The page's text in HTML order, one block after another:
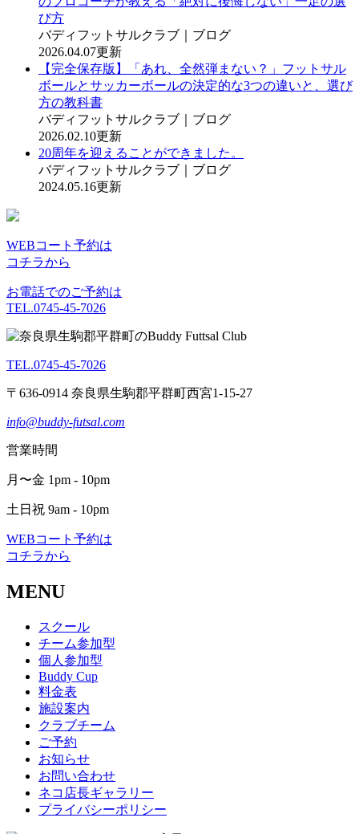
び方
バディフットサルクラブ｜ブログ
2026.04.07更新
【完全保存版】「あれ、全然弾まない？」フットサル
ボールとサッカーボールの決定的な3つの違いと、選び
方の教科書
バディフットサルクラブ｜ブログ
2026.02.10更新
20周年を迎えることができました。
バディフットサルクラブ｜ブログ
2024.05.16更新
WEBコート予約は
コチラから
お電話でのご予約は
TEL.0745-45-7026
TEL.0745-45-7026
〒636-0914 奈良県生駒郡平群町西宮1-15-27
info@buddy-futsal.com
営業時間
月〜金 1pm - 10pm
土日祝 9am - 10pm
WEBコート予約は
コチラから
MENU
スクール
チーム参加型
個人参加型
Buddy Cup
料金表
施設案内
クラブチーム
ご予約
お知らせ
お問い合わせ
ネコ店長ギャラリー
プライバシーポリシー